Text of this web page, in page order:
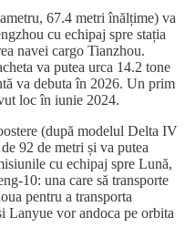
67.4 metri înălțime) va
cu echipaj spre stația
navei cargo Tianzhou.
va putea urca 14.2 tone
va debuta în 2026. Un prim
loc în iunie 2024.
(după modelul Delta IV
92 de metri și va putea
cu echipaj spre Lună,
10: una care să transporte
pentru a transporta
Lanyue vor andoca pe orbita